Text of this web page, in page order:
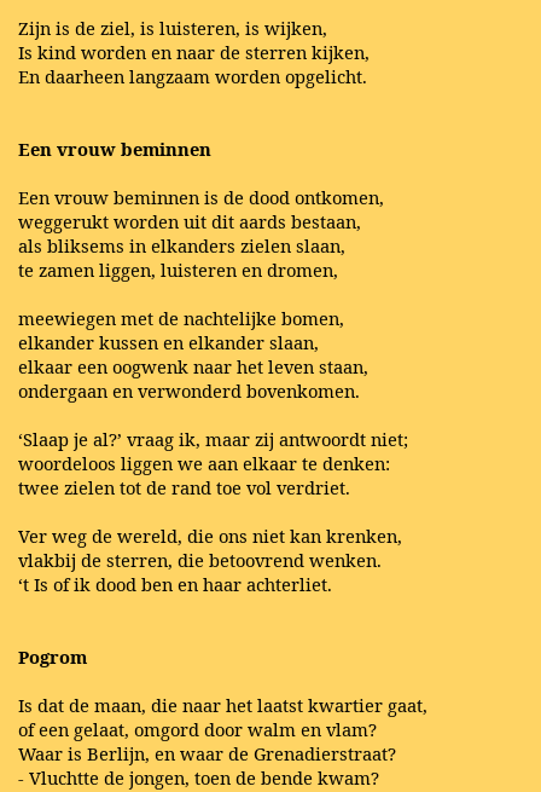
Zijn is de ziel, is luisteren, is wijken,
Is kind worden en naar de sterren kijken,
En daarheen langzaam worden opgelicht.
Een vrouw beminnen
Een vrouw beminnen is de dood ontkomen,
weggerukt worden uit dit aards bestaan,
als bliksems in elkanders zielen slaan,
te zamen liggen, luisteren en dromen,
meewiegen met de nachtelijke bomen,
elkander kussen en elkander slaan,
elkaar een oogwenk naar het leven staan,
ondergaan en verwonderd bovenkomen.
‘Slaap je al?’ vraag ik, maar zij antwoordt niet;
woordeloos liggen we aan elkaar te denken:
twee zielen tot de rand toe vol verdriet.
Ver weg de wereld, die ons niet kan krenken,
vlakbij de sterren, die betoovrend wenken.
‘t Is of ik dood ben en haar achterliet.
Pogrom
Is dat de maan, die naar het laatst kwartier gaat,
of een gelaat, omgord door walm en vlam?
Waar is Berlijn, en waar de Grenadierstraat?
- Vluchtte de jongen, toen de bende kwam?